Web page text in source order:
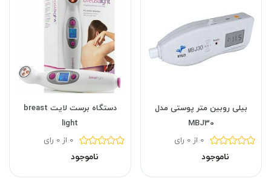
بیلی روبین متر پوستی مدل
MBJ30
0 از 0 رای
ناموجود
دستگاه برست لایت breast
light
0 از 0 رای
ناموجود